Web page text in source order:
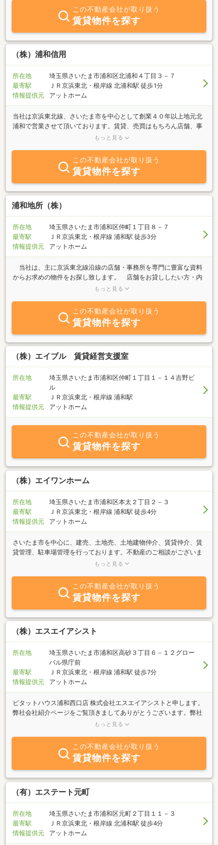
またリフォームに関してもお気軽にお問い合わせ下さいませ。【不
動産買取強化中】 【無料価格査定実施中】 【秘密厳守】店舗裏
にパーキングがございますのでご来店の際はそちらにお願いいたし
ます。店内でご清算いたします。スタッフ一同、心よりお待ちして
おります！
この不動産会社が取り扱う
賃貸物件を探す
（株）浦和信用
所在地
埼玉県さいたま市浦和区北浦和４丁目３－７
最寄駅
ＪＲ京浜東北・根岸線 北浦和駅 徒歩1分
情報提供元
アットホーム
当社は京浜東北線、さいたま市を中心として創業４０年以上地元北
浦和で営業させて頂いております。賃貸、売買はもちろん店舗、事
務所、駐車場、管理、有効利用など不動産に関する事は全て当社に
賃貸など大きなファミリータイプまで取り扱っております。お問い
合わせ、ご質問等何でもお気軽にご相談下さい。スタッフ一同心よ
りお待ちしております。
もっと見る
この不動産会社が取り扱う
賃貸物件を探す
浦和地所（株）
所在地
埼玉県さいたま市浦和区仲町１丁目８－７
最寄駅
ＪＲ京浜東北・根岸線 浦和駅 徒歩3分
情報提供元
アットホーム
当社は、主に京浜東北線沿線の店舗・事務所を専門に豊富な資料
からお求めの物件をお探し致します。 店舗をお貸ししたい方・内
装・備品などを売却したい方、又契約内容などの交渉もお気軽にご
営業許可などオープンまで全てお手伝い致しておりますのでお気軽
に当社までご連絡下さい。
もっと見る
この不動産会社が取り扱う
賃貸物件を探す
（株）エイブル 賃貸経営支援室
所在地
埼玉県さいたま市浦和区仲町１丁目１－１４吉野ビ
ル
最寄駅
ＪＲ京浜東北・根岸線 浦和駅
情報提供元
アットホーム
この不動産会社が取り扱う
賃貸物件を探す
（株）エイワンホーム
所在地
埼玉県さいたま市浦和区本太２丁目２－３
最寄駅
ＪＲ京浜東北・根岸線 浦和駅 徒歩4分
情報提供元
アットホーム
さいたま市を中心に、建売、土地売、土地建物仲介、賃貸仲介、賃
貸管理、駐車場管理を行っております。不動産のご相談がございま
したらお気軽にお立ち寄り、ご連絡ください。営業時間 ９：００
もっと見る
この不動産会社が取り扱う
賃貸物件を探す
（株）エスエイアシスト
所在地
埼玉県さいたま市浦和区高砂３丁目６－１２グロー
バル県庁前
最寄駅
ＪＲ京浜東北・根岸線 浦和駅 徒歩7分
情報提供元
アットホーム
ピタットハウス浦和西口店 株式会社エスエイアシストと申します。
弊社会社紹介ページをご覧頂きましてありがとうございます。弊社
はさいたま市浦和区を拠点として、埼玉県南部から都内まで、そし
に自社施工のリフォームまで、幅広い引き出しで住まいに関するお
客様のご要望にお応えしています。都内にも拠点があり、幅広いネ
ットワークで皆様のお役にたてると自負しております。 「買う方・
売る方」「借りる方・貸される方」「リフォームされる方」、私た
ちはそんな方々の希望の橋渡しをさせて頂ければと思います。「誠
実な対応」をモットーに、親身に対応させて頂きます。是非お気軽
もっと見る
この不動産会社が取り扱う
賃貸物件を探す
（有）エステート元町
所在地
埼玉県さいたま市浦和区元町２丁目１１－３
最寄駅
ＪＲ京浜東北・根岸線 北浦和駅 徒歩4分
情報提供元
アットホーム